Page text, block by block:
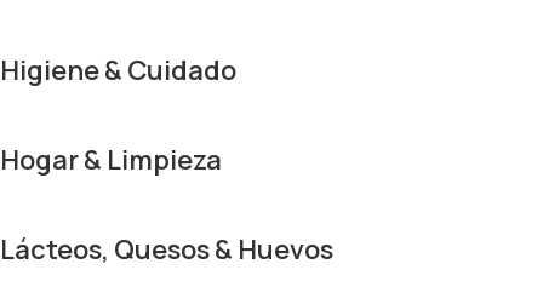
Higiene & Cuidado
Hogar & Limpieza
Lácteos, Quesos & Huevos